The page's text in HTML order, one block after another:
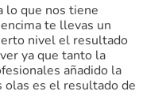
lo que nos tiene
te llevas un
nivel el resultado
ya que tanto la
añadido la
olas es el resultado de